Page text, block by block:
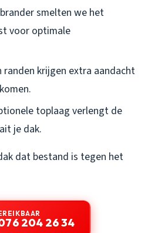
smelten we het
voor optimale
randen krijgen extra aandacht
toplaag verlengt de
je dak.
dat bestand is tegen het
204 26 34